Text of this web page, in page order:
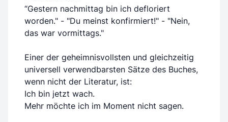
“Gestern nachmittag bin ich defloriert
worden." - "Du meinst konfirmiert!" - "Nein,
das war vormittags."
Einer der geheimnisvollsten und gleichzeitig
universell verwendbarsten Sätze des Buches,
wenn nicht der Literatur, ist:
Ich bin jetzt wach.
Mehr möchte ich im Moment nicht sagen.